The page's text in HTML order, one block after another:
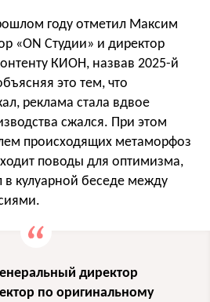
году отметил Максим
«ON Студии» и директор
КИОН, назвав 2025-й
это тем, что
реклама стала вдвое
сжался. При этом
происходящих метаморфоз
поводы для оптимизма,
в кулуарной беседе между
директор
по оригинальному